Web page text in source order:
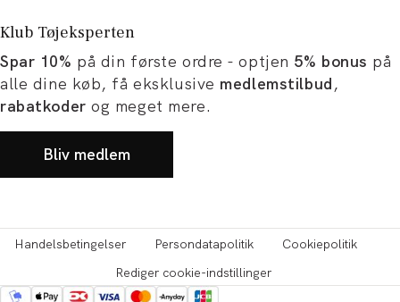
dit købog artikler
og karriere
Klub Tøjeksperten
Spar 10% på din første ordre - optjen 5% bonus på
alle dine køb, få eksklusive medlemstilbud,
rabatkoder og meget mere.
Bliv medlem
Handelsbetingelser Persondatapolitik
Cookiepolitik
Rediger cookie-indstillinger